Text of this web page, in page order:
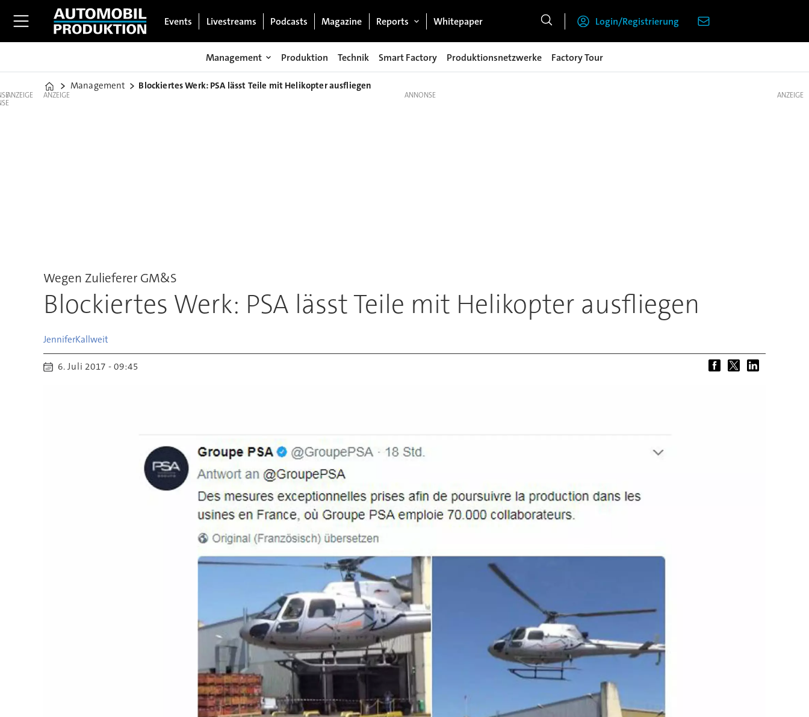
Events Livestreams Podcasts Magazine Reports Whitepaper Login/Registrierung
Management Produktion Technik Smart Factory Produktionsnetzwerke Factory Tour
Home
Management Blockiertes Werk: PSA lässt Teile mit Helikopter ausfliegen
ANZEIGE ANZEIGE
Wegen Zulieferer GM&S
Blockiertes Werk: PSA lässt Teile mit Helikopter ausfliegen
JenniferKallweit
6. Juli 2017 - 09:45
ANZEIGE